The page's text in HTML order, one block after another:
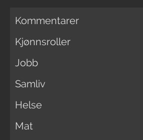
Kommentarer
Kjønnsroller
Jobb
Samliv
Helse
Mat